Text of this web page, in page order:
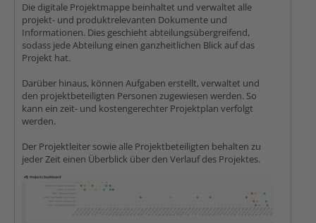
Die digitale Projektmappe beinhaltet und verwaltet alle
projekt- und produktrelevanten Dokumente und
Informationen. Dies geschieht abteilungsübergreifend,
sodass jede Abteilung einen ganzheitlichen Blick auf das
Projekt hat.
Darüber hinaus, können Aufgaben erstellt, verwaltet und
den projektbeteiligten Personen zugewiesen werden. So
kann ein zeit- und kostengerechter Projektplan verfolgt
werden.
Der Projektleiter sowie alle Projektbeteiligten behalten zu
jeder Zeit einen Überblick über den Verlauf des Projektes.